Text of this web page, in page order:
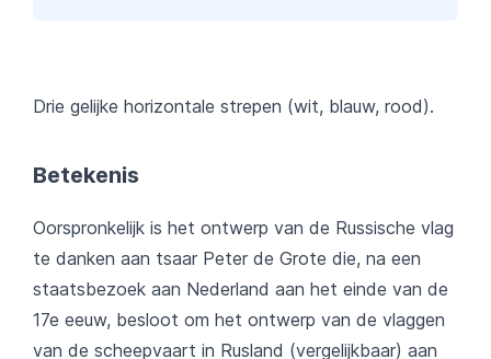
Drie gelijke horizontale strepen (wit, blauw, rood).
Betekenis
Oorspronkelijk is het ontwerp van de Russische vlag
te danken aan tsaar Peter de Grote die, na een
staatsbezoek aan Nederland aan het einde van de
17e eeuw, besloot om het ontwerp van de vlaggen
van de scheepvaart in Rusland (vergelijkbaar) aan